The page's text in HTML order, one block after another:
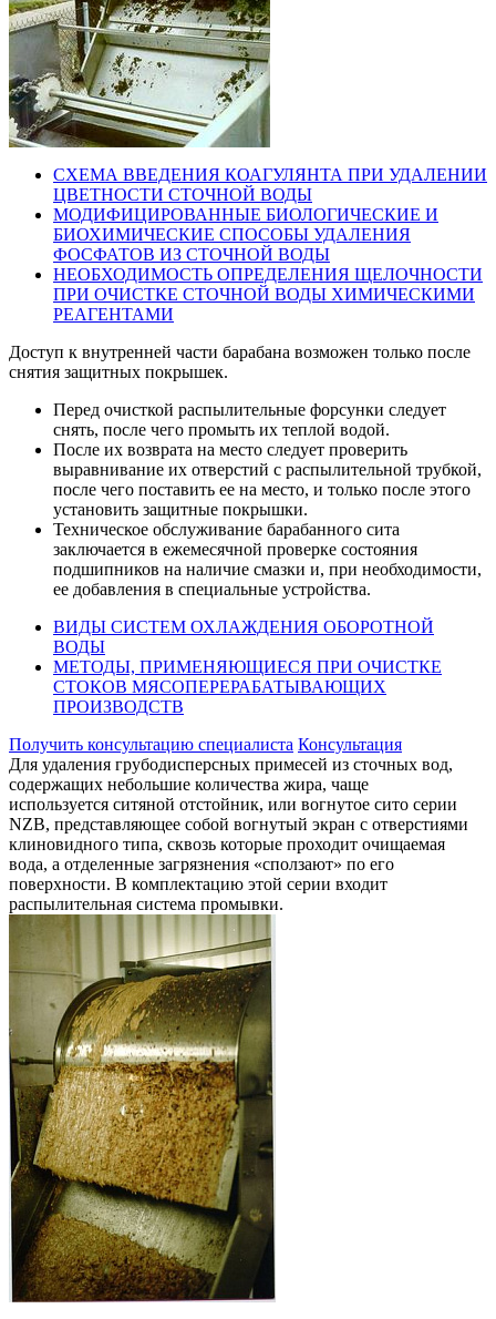
СХЕМА ВВЕДЕНИЯ КОАГУЛЯНТА ПРИ УДАЛЕНИИ
ЦВЕТНОСТИ СТОЧНОЙ ВОДЫ
МОДИФИЦИРОВАННЫЕ БИОЛОГИЧЕСКИЕ И
БИОХИМИЧЕСКИЕ СПОСОБЫ УДАЛЕНИЯ
ФОСФАТОВ ИЗ СТОЧНОЙ ВОДЫ
НЕОБХОДИМОСТЬ ОПРЕДЕЛЕНИЯ ЩЕЛОЧНОСТИ
ПРИ ОЧИСТКЕ СТОЧНОЙ ВОДЫ ХИМИЧЕСКИМИ
РЕАГЕНТАМИ
Доступ к внутренней части барабана возможен только после
снятия защитных покрышек.
Перед очисткой распылительные форсунки следует
снять, после чего промыть их теплой водой.
После их возврата на место следует проверить
выравнивание их отверстий с распылительной трубкой,
после чего поставить ее на место, и только после этого
установить защитные покрышки.
Техническое обслуживание барабанного сита
заключается в ежемесячной проверке состояния
подшипников на наличие смазки и, при необходимости,
ее добавления в специальные устройства.
ВИДЫ СИСТЕМ ОХЛАЖДЕНИЯ ОБОРОТНОЙ
ВОДЫ
МЕТОДЫ, ПРИМЕНЯЮЩИЕСЯ ПРИ ОЧИСТКЕ
СТОКОВ МЯСОПЕРЕРАБАТЫВАЮЩИХ
ПРОИЗВОДСТВ
Получить консультацию специалиста Консультация
Для удаления грубодисперсных примесей из сточных вод,
содержащих небольшие количества жира, чаще
используется ситяной отстойник, или вогнутое сито серии
NZB, представляющее собой вогнутый экран с отверстиями
клиновидного типа, сквозь которые проходит очищаемая
вода, а отделенные загрязнения «сползают» по его
поверхности. В комплектацию этой серии входит
распылительная система промывки.